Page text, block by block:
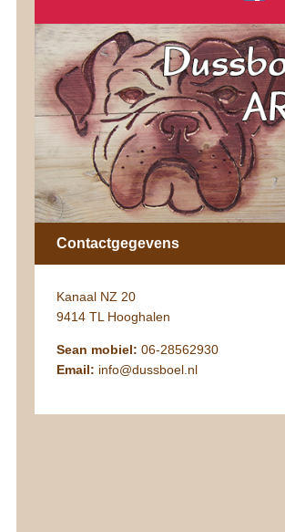
Contactgegevens
Kanaal NZ 20
9414 TL Hooghalen
Sean mobiel: 06-28562930
Email: info@dussboel.nl